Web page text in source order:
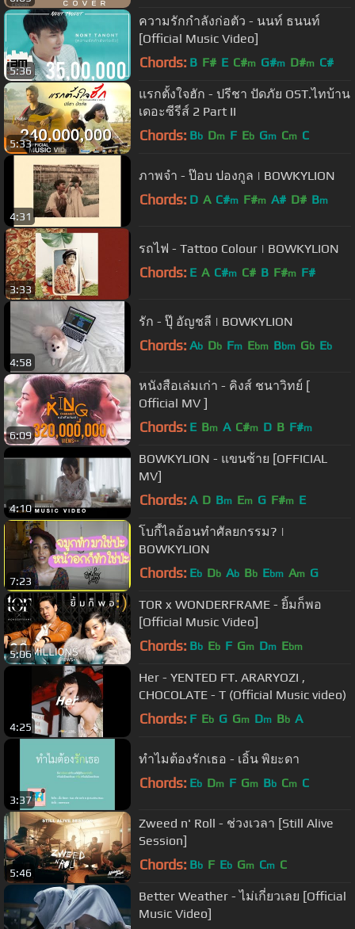
5:36
ความรักกำลังก่อตัว - นนท์ ธนนท์
[Official Music Video]
Chords: B F# E C#m G#m D#m C#
5:33
แรกตั้งใจฮัก - ปรีชา ปัดภัย OST.ไทบ้าน
เดอะซีรีส์ 2 Part II
Chords: Bb Dm F Eb Gm Cm C
4:31
ภาพจำ - ป๊อบ ปองกูล | BOWKYLION
Chords: D A C#m F#m A# D# Bm
3:33
รถไฟ - Tattoo Colour | BOWKYLION
Chords: E A C#m C# B F#m F#
4:58
รัก - ปุ๊ อัญชลี | BOWKYLION
Chords: Ab Db Fm Ebm Bbm Gb Eb
6:09
หนังสือเล่มเก่า - คิงส์ ชนาวิทย์ [
Official MV ]
Chords: E Bm A C#m D B F#m
4:10
BOWKYLION - แขนซ้าย [OFFICIAL
MV]
Chords: A D Bm Em G F#m E
7:23
โบกี้ไลอ้อนทำศัลยกรรม? |
BOWKYLION
Chords: Eb Db Ab Bb Ebm Am G
5:06
TOR x WONDERFRAME - ยิ้มก็พอ
[Official Music Video]
Chords: Bb Eb F Gm Dm Ebm
4:25
Her - YENTED FT. ARARYOZI ,
CHOCOLATE - T (Official Music video)
Chords: F Eb G Gm Dm Bb A
3:37
ทำไมต้องรักเธอ - เอิ้น พิยะดา
Chords: Eb Dm F Gm Bb Cm C
5:46
Zweed n' Roll - ช่วงเวลา [Still Alive
Session]
Chords: Bb F Eb Gm Cm C
Better Weather - ไม่เกี่ยวเลย [Official
Music Video]